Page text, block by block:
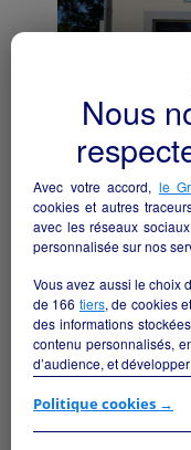
Saint-
Nous
Avec votre accord, le
cookies et autres
avec les réseaux
personnalisée sur nos
Vous avez aussi le choix
de 166 tiers, de cookies
des informations
contenu personnalisés,
d’audience, et
Si vous continuez
Politique cookies →